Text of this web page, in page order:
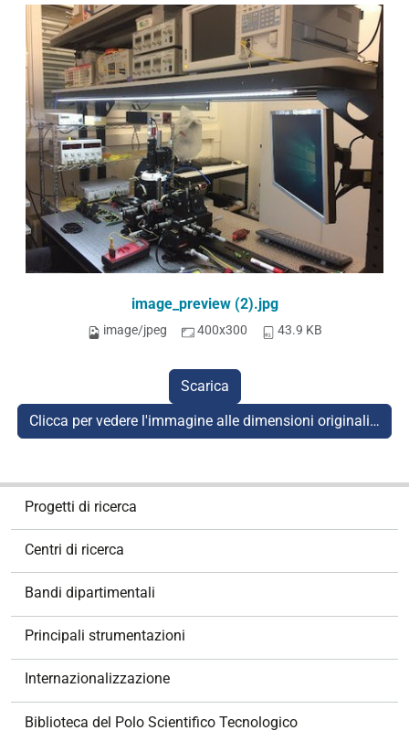
image_preview (2).jpg
image/jpeg 400x300 43.9 KB
Scarica
Clicca per vedere l'immagine alle dimensioni originali…
Progetti di ricerca
Centri di ricerca
Bandi dipartimentali
Principali strumentazioni
Internazionalizzazione
Biblioteca del Polo Scientifico Tecnologico